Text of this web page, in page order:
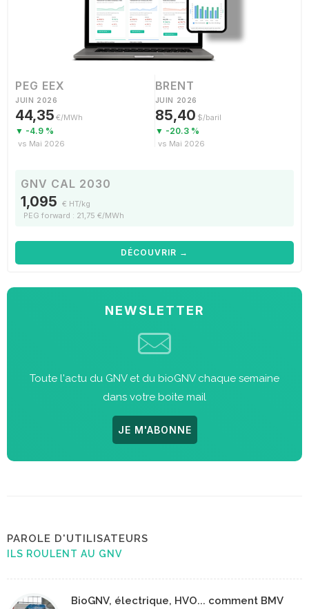
PEG EEX
JUIN 2026
44,35 €/MWh
▼ -4.9 %
vs Mai 2026
BRENT
JUIN 2026
85,40 $/baril
▼ -20.3 %
vs Mai 2026
GNV CAL 2030
1,095 € HT/kg
PEG forward : 21,75 €/MWh
DÉCOUVRIR →
NEWSLETTER
Toute l'actu du GNV et du bioGNV chaque semaine
dans votre boite mail
JE M'ABONNE
PAROLE D'UTILISATEURS
ILS ROULENT AU GNV
BioGNV, électrique, HVO... comment BMV